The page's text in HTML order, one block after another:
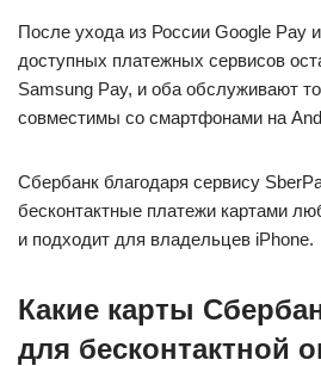
После ухода из России Google Pay
доступных платежных сервисов
Samsung Pay, и оба обслуживают
совместимы со смартфонами на
Сбербанк благодаря сервису
бесконтактные платежи картами
и подходит для владельцев iPhone.
Какие карты
для бесконтактной